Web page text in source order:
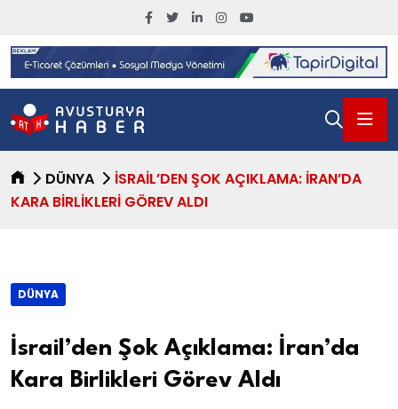
DÜNYA
İSRAIL’DEN ŞOK AÇIKLAMA: İRAN’DA
KARA BIRLIKLERI GÖREV ALDI
DÜNYA
İsrail’den Şok Açıklama: İran’da
Kara Birlikleri Görev Aldı